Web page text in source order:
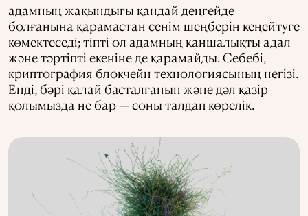
адамның жақындығы қандай деңгейде
болғанына қарамастан сенім шеңберін кеңейтуге
көмектеседі; тіпті ол адамның қаншалықты адал
және тәртіпті екеніне де қарамайды. Себебі,
криптография блокчейн технологиясының негізі.
Енді, бәрі қалай басталғанын және дәл қазір
қолымызда не бар — соны талдап көрелік.